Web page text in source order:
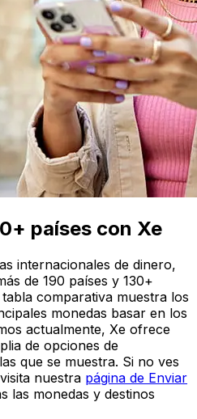
países con Xe
internacionales de dinero,
de 190 países y 130+
comparativa muestra los
monedas basar en los
actualmente, Xe ofrece
de opciones de
que se muestra. Si no ves
nuestra página de Enviar
las monedas y destinos